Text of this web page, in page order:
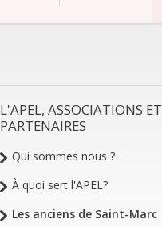
NAVIGATION
L'APEL, ASSOCIATIONS ET
PARTENAIRES
Qui sommes nous ?
À quoi sert l'APEL?
Les anciens de Saint-Marc